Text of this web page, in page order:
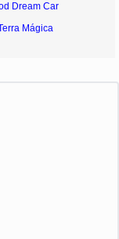
Dream Car
Mágica